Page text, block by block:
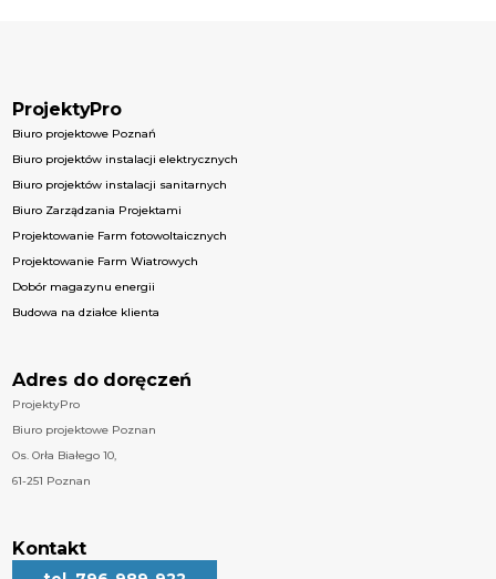
ProjektyPro
Biuro projektowe Poznań
Biuro projektów instalacji elektrycznych
Biuro projektów instalacji sanitarnych
Biuro Zarządzania Projektami
Projektowanie Farm fotowoltaicznych
Projektowanie Farm Wiatrowych
Dobór magazynu energii
Budowa na działce klienta
Adres do doręczeń
ProjektyPro
Biuro projektowe Poznan
Os. Orła Białego 10,
61-251 Poznan
Kontakt